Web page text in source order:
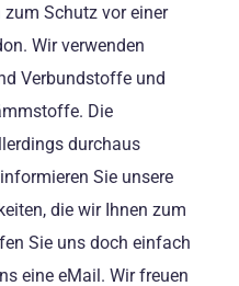
Schutz vor einer
Wir verwenden
Verbundstoffe und
Die
durchaus
Sie unsere
die wir Ihnen zum
Sie uns doch einfach
eine eMail. Wir freuen